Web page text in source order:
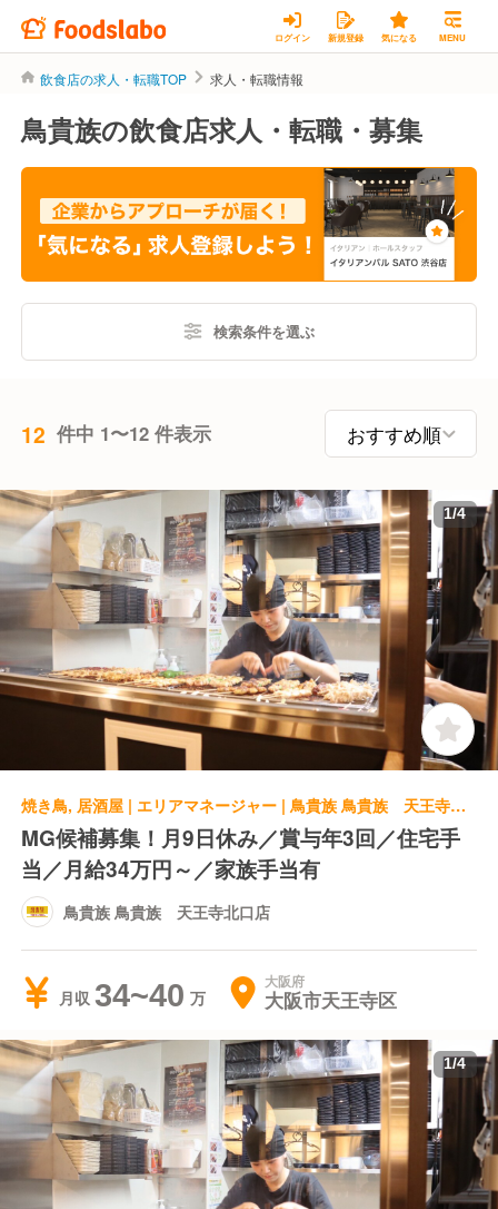
ログイン 新規登録 気になる MENU
飲食店の求人・転職TOP 求人・転職情報
鳥貴族の飲食店求人・転職・募集
検索条件を選ぶ
12 件中 1〜12 件表示
1/4
焼き鳥, 居酒屋 | エリアマネージャー | 鳥貴族 鳥貴族 天王寺北口店
MG候補募集！月9日休み／賞与年3回／住宅手
当／月給34万円～／家族手当有
鳥貴族 鳥貴族 天王寺北口店
月収 34~40 大阪府
大阪市天王寺区
1/4